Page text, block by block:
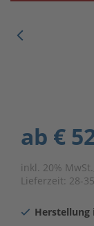
ab €
inkl. 20%
Lieferzeit: 28-
Herstellung